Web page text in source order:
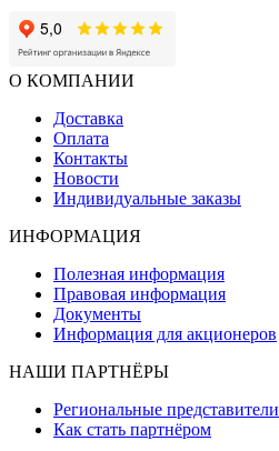
О КОМПАНИИ
Доставка
Оплата
Контакты
Новости
Индивидуальные заказы
ИНФОРМАЦИЯ
Полезная информация
Правовая информация
Документы
Информация для акционеров
НАШИ ПАРТНЁРЫ
Региональные представители
Как стать партнёром